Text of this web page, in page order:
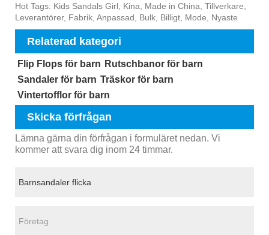
Hot Tags: Kids Sandals Girl, Kina, Made in China, Tillverkare,
Leverantörer, Fabrik, Anpassad, Bulk, Billigt, Mode, Nyaste
Relaterad kategori
Flip Flops för barn Rutschbanor för barn
Sandaler för barn Träskor för barn
Vintertofflor för barn
Skicka förfrågan
Lämna gärna din förfrågan i formuläret nedan. Vi
kommer att svara dig inom 24 timmar.